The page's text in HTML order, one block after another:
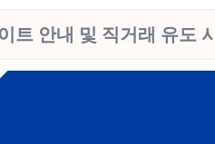
트 안내 및 직거래 유도 시